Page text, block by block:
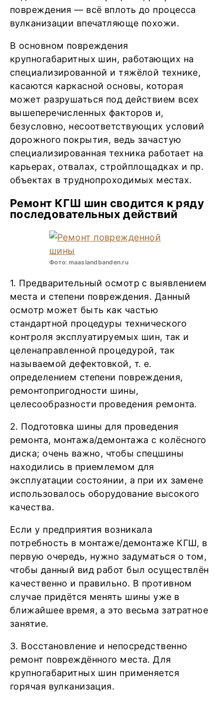
повреждения — всё вплоть до процесса
вулканизации впечатляюще похожи.
В основном повреждения
крупногабаритных шин, работающих на
специализированной и тяжёлой технике,
касаются каркасной основы, которая
может разрушаться под действием всех
вышеперечисленных факторов и,
безусловно, несоответствующих условий
дорожного покрытия, ведь зачастую
специализированная техника работает на
карьерах, отвалах, стройплощадках и пр.
объектах в труднопроходимых местах.
Ремонт КГШ шин сводится к ряду
последовательных действий
Фото: maaslandbanden.ru
1. Предварительный осмотр с выявлением
места и степени повреждения. Данный
осмотр может быть как частью
стандартной процедуры технического
контроля эксплуатируемых шин, так и
целенаправленной процедурой, так
называемой дефектовкой, т. е.
определением степени повреждения,
ремонтопригодности шины,
целесообразности проведения ремонта.
2. Подготовка шины для проведения
ремонта, монтажа/демонтажа с колёсного
диска; очень важно, чтобы спецшины
находились в приемлемом для
эксплуатации состоянии, а при их замене
использовалось оборудование высокого
качества.
Если у предприятия возникала
потребность в монтаже/демонтаже КГШ, в
первую очередь, нужно задуматься о том,
чтобы данный вид работ был осуществлён
качественно и правильно. В противном
случае придётся менять шины уже в
ближайшее время, а это весьма затратное
занятие.
3. Восстановление и непосредственно
ремонт повреждённого места. Для
крупногабаритных шин применяется
горячая вулканизация.